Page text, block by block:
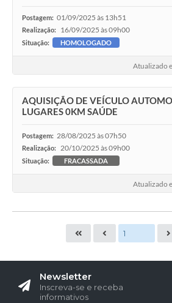
Postagem: 01/09/2025 às 13h51
Realização: 16/09/2025 às 09h00
Situação: HOMOLOGADO
Atualizado
AQUISIÇÃO DE VEÍCULO
LUGARES 0KM SAÚDE
Postagem: 28/08/2025 às 07h50
Realização: 20/10/2025 às 09h00
Situação: FRACASSADA
Atualizado
Newsletter
Inscreva-se e receba
informativos